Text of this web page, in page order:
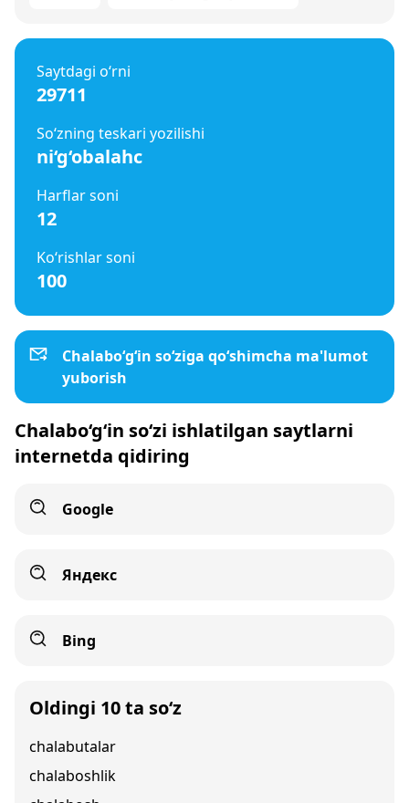
Saytdagi o‘rni
29711
So‘zning teskari yozilishi
ni‘g‘obalahc
Harflar soni
12
Ko‘rishlar soni
100
Chalabo‘g‘in so‘ziga qo‘shimcha ma'lumot
yuborish
Chalabo‘g‘in so‘zi ishlatilgan saytlarni
internetda qidiring
Google
Яндекс
Bing
Oldingi 10 ta so‘z
chalabutalar
chalaboshlik